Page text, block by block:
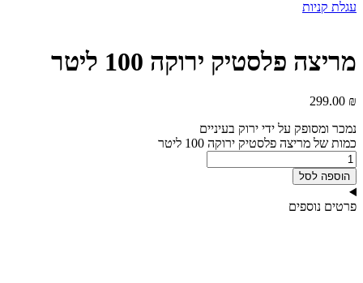
עגלת קניות
מריצה פלסטיק ירוקה 100 ליטר
299.00 ₪
נמכר ומסופק על ידי ירוק בעיניים
כמות של מריצה פלסטיק ירוקה 100 ליטר
הוספה לסל
פרטים נוספים